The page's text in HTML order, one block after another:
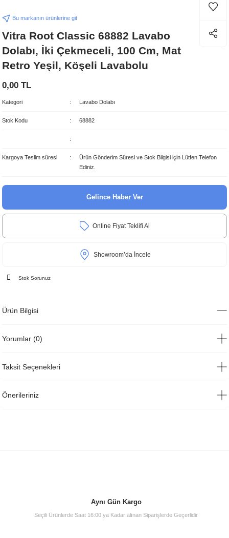
Bu markanın ürünlerine git
Vitra Root Classic 68882 Lavabo
Dolabı, İki Çekmeceli, 100 Cm, Mat
Retro Yeşil, Köşeli Lavabolu
0,00 TL
Kategori Lavabo Dolabı
Stok Kodu 68882
Kargoya Teslim süresi
Ürün Gönderim Süresi ve Stok Bilgisi için Lütfen Telefon
Ediniz.
Gelince Haber Ver
Online Fiyat Teklifi Al
Showroom’da İncele
Stok Sorunuz
Ürün Bilgisi
Yorumlar (0)
Taksit Seçenekleri
Önerileriniz
Aynı Gün Kargo
Seçili Ürünlerde Saat 16:00 ya Kadar alınan Siparişlerde Geçerlidir